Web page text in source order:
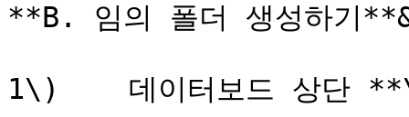
**B. 임의 폴더 생성하기
1\)    데이터보드 상단